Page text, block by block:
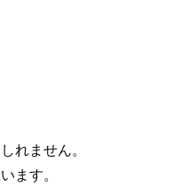
れません。
ます。